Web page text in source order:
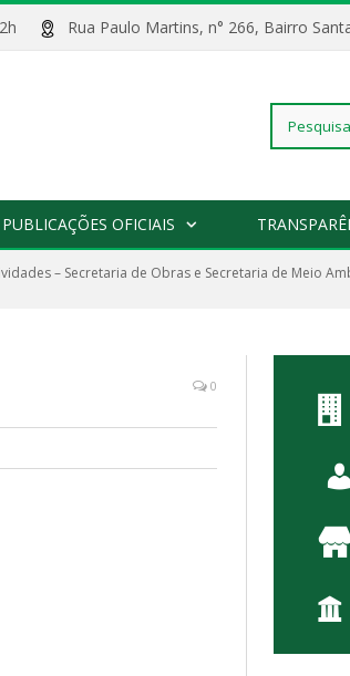
Rua Paulo Martins, n° 266, Bairro
Pesquisar
por:
PUBLICAÇÕES OFICIAIS
– Secretaria de Obras e Secretaria de Meio
0